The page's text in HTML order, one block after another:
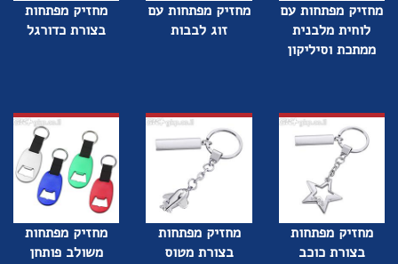
מחזיק מפתחות עם
לוחית מלבנית
ממתכת וסיליקון
מחזיק מפתחות עם
זוג לבבות
מחזיק מפתחות
בצורת כדורגל
מחזיק מפתחות
בצורת כוכב
מחזיק מפתחות
בצורת מטוס
מחזיק מפתחות
משולב פותחן